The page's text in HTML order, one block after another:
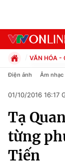
Chuyên mục
Chính trị
Xã hội
VĂN HÓA -
Chính trị
Pháp
Kinh tế
Thể thao
Truyền
Văn hóa
Điện ảnh Âm nhạc
01/10/2016 16:17
Tạ
từng
Tiến